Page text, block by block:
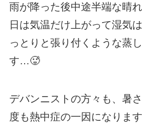
雨が降った後中途半端な晴
日は気温だけ上がって湿気
っとりと張り付くような蒸
す…🥵
デバンニストの方々も、暑
度も熱中症の一因になりま